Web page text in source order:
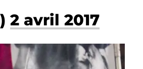
2 avril 2017